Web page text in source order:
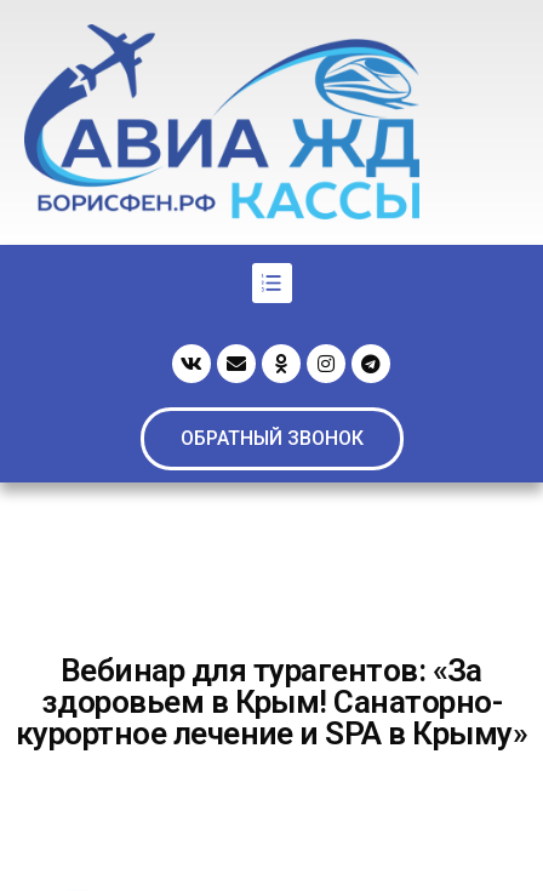
ОБРАТНЫЙ ЗВОНОК
Вебинар для турагентов: «За
здоровьем в Крым! Санаторно-
курортное лечение и SPA в Крыму»